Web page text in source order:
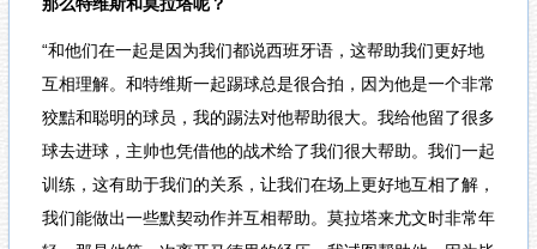
那么特维斯和莫拉塔呢？
“和他们在一起是因为我们都说西班牙语，这帮助我们更好地
互相理解。和特维斯一起踢球总是很合拍，因为他是一个非常
狡黠和聪明的球员，我的踢法对他帮助很大。我给他留了很多
球去进球，主帅也凭借他的战术给了我们很大帮助。我们一起
训练，这有助于我们的关系，让我们在场上更好地互相了解，
我们能做出一些默契动作并互相帮助。莫拉塔来尤文时非常年